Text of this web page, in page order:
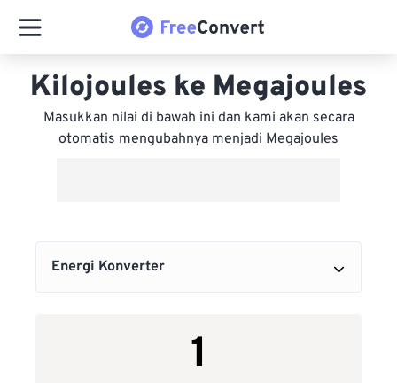
Kilojoules ke Megajoules
Masukkan nilai di bawah ini dan kami akan secara
otomatis mengubahnya menjadi Megajoules